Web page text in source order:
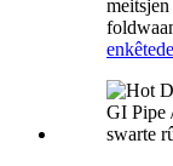
enkête